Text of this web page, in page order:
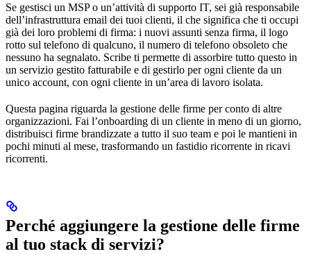
Se gestisci un MSP o un’attività di supporto IT, sei già responsabile
dell’infrastruttura email dei tuoi clienti, il che significa che ti occupi
già dei loro problemi di firma: i nuovi assunti senza firma, il logo
rotto sul telefono di qualcuno, il numero di telefono obsoleto che
nessuno ha segnalato. Scribe ti permette di assorbire tutto questo in
un servizio gestito fatturabile e di gestirlo per ogni cliente da un
unico account, con ogni cliente in un’area di lavoro isolata.
Questa pagina riguarda la gestione delle firme per conto di altre
organizzazioni. Fai l’onboarding di un cliente in meno di un giorno,
distribuisci firme brandizzate a tutto il suo team e poi le mantieni in
pochi minuti al mese, trasformando un fastidio ricorrente in ricavi
ricorrenti.
Perché aggiungere la gestione delle firme
al tuo stack di servizi?